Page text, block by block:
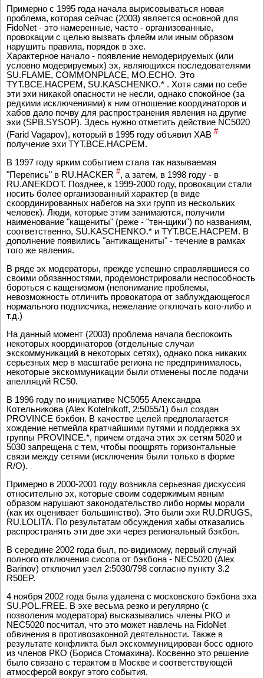
Примерно с 1995 года начала вырисовываться новая
проблема, которая сейчас (2003) является основной для
FidoNet - это намеренные, часто - организованные,
провокации с целью вызвать флейм или иным образом
нарушить правила, порядок в эхе.
Характерное начало - появление немодерируемых (или
условно модерируемых) эх, являющихся последователями
SU.FLAME, COMMONPLACE, MO.ECHO. Это
TYT.BCE.HACPEM, SU.KASCHENKO.* . Хотя сами по себе
эти эхи никакой опасности не несли, однако спокойное (за
редкими исключениями) к ним отношение координаторов и
хабов дало почву для распространения явления на другие
эхи (SPB.SYSOP). Здесь нужно отметить действие NC5020
(Farid Vagapov), который в 1995 году объявил XAB #
получение эхи TYT.BCE.HACPEM.
В 1997 году ярким событием стала так называемая
"Перепись" в RU.HACKER #, а затем, в 1998 году - в
RU.ANEKDOT. Позднее, к 1999-2000 году, провокации стали
носить более организованный характер (в виде
скоординированных набегов на эхи групп из нескольких
человек). Люди, которые этим занимаются, получили
наименование "кащениты" (реже - "твн-щики") по названиям,
соответственно, SU.KASCHENKO.* и TYT.BCE.HACPEM. В
дополнение появились "антикащениты" - течение в рамках
того же явления.
В ряде эх модераторы, прежде успешно справлявшиеся со
своими обязанностями, продемонстрировали неспособность
бороться с кащенизмом (непонимание проблемы,
невозможность отличить провокатора от заблуждающегося
нормального подписчика, нежелание отключать кого-либо и
т.д.)
На данный момент (2003) проблема начала беспокоить
некоторых координаторов (отдельные случаи
экскоммуникаций в некоторых сетях), однако пока никаких
серьезных мер в масштабе региона не предпринималось,
некоторые экскоммуникации были отменены после подачи
апелляций RC50.
В 1996 году по инициативе NC5055 Александра
Котельникова (Alex Kotelnikoff, 2:5055/1) был создан
PROVINCE бэкбон. В качестве целей предполагается
хождение нетмейла кратчайшими путями и поддержка эх
группы PROVINCE.*, причем отдача этих эх сетям 5020 и
5030 запрещена с тем, чтобы поощрять горизонтальные
связи между сетями (исключения были только в форме
R/O).
Примерно в 2000-2001 году возникла серьезная дискуссия
относительно эх, которые своим содержимым явным
образом нарушают законодательство либо нормы морали
(как их оценивает большинство). Это были эхи RU.DRUGS,
RU.LOLITA. По результатам обсуждения хабы отказались
распространять эти две эхи через региональный бэкбон.
В середине 2002 года был, по-видимому, первый случай
полного отключения сисопа от бэкбона - NEC5020 (Alex
Barinov) отключил узел 2:5030/798 согласно пункту 3.2
R50EP.
4 ноября 2002 года была удалена с московского бэкбона эха
SU.POL.FREE. В эхе весьма резко и регулярно (с
позволения модератора) высказывались члены РКО и
NEC5020 посчитал, что это может навлечь на FidoNet
обвинения в противозаконной деятельности. Также в
результате конфликта был экскоммуницирован босс одного
из членов РКО (Бориса Стомахина). Косвенно это решение
было связано с терактом в Москве и соответствующей
атмосферой вокруг этого события.